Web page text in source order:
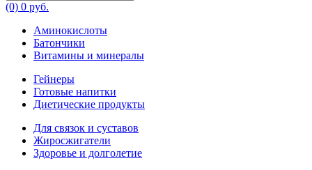
(0) 0 руб.
Аминокислоты
Батончики
Витамины и минералы
Гейнеры
Готовые напитки
Диетические продукты
Для связок и суставов
Жиросжигатели
Здоровье и долголетие